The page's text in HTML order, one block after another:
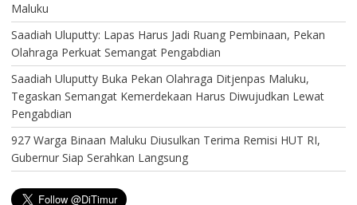
Maluku
Saadiah Uluputty: Lapas Harus Jadi Ruang Pembinaan, Pekan
Olahraga Perkuat Semangat Pengabdian
Saadiah Uluputty Buka Pekan Olahraga Ditjenpas Maluku,
Tegaskan Semangat Kemerdekaan Harus Diwujudkan Lewat
Pengabdian
927 Warga Binaan Maluku Diusulkan Terima Remisi HUT RI,
Gubernur Siap Serahkan Langsung